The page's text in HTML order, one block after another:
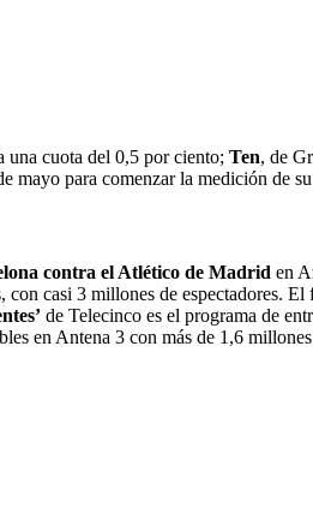
una cuota del 0,5 por ciento; Ten, de
mayo para comenzar la medición de
contra el Atlético de Madrid en
casi 3 millones de espectadores. El
de Telecinco es el programa de
en Antena 3 con más de 1,6